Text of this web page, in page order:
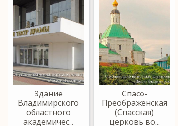
Здание
Владимирского
областного
академичес...
Спасо-
Преображенская
(Спасская)
церковь во...